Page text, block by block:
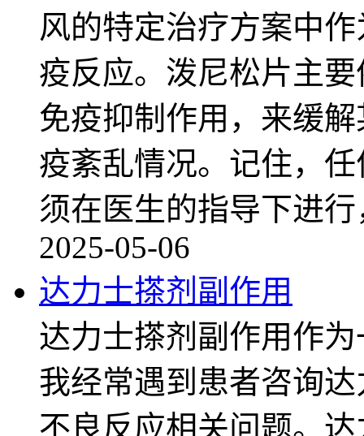
风的特定治疗方案中
疫反应。泼尼松片主
免疫抑制作用，来缓
疫紊乱情况。记住，
须在医生的指导下进
2025-05-06
达力士搽剂副作用
达力士搽剂副作用作
我经常遇到患者咨询
不良反应相关问题。